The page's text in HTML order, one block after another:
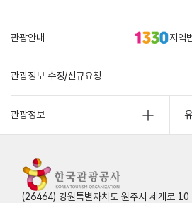
관광안내 지역
관광정보 수정/신규요청
관광정보
(26464) 강원특별자치도 원주시 세계로 10